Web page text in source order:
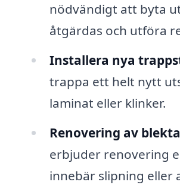
nödvändigt att byta
åtgärdas och utföra
Installera nya
trappa ett helt nytt
laminat eller klinker.
Renovering av
erbjuder renovering
innebär slipning eller